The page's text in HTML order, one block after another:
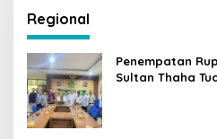
Regional
Penempatan
Sultan Thaha